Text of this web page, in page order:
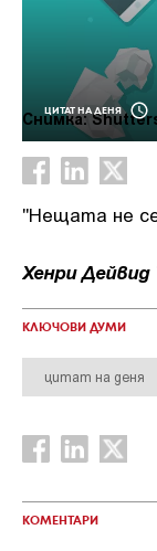
ЦИТАТ НА ДЕНЯ
Снимка:
"Нещата не
Хенри Дейвид
КЛЮЧОВИ ДУМИ
цитат на деня
КОМЕНТАРИ